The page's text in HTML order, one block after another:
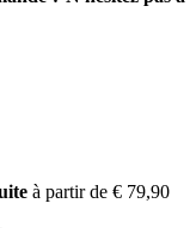
à partir de € 79,90